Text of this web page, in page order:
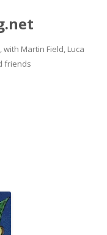
Martin Field, Luca
friends